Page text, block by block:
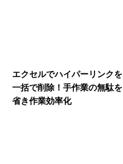
エクセルでハイパーリンクを
一括で削除！手作業の無駄を
省き作業効率化